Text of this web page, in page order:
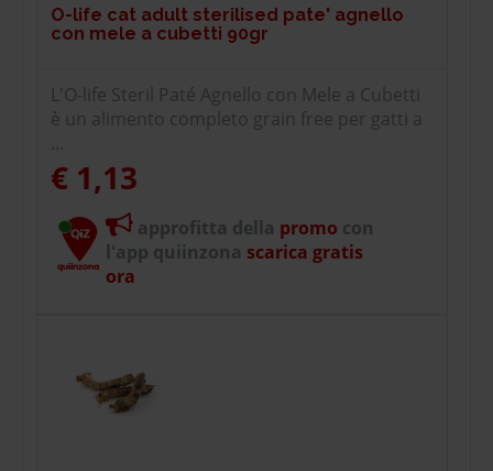
O-life cat adult sterilised pate' agnello
con mele a cubetti 90gr
L'O-life Steril Paté Agnello con Mele a Cubetti
è un alimento completo grain free per gatti a
...
€ 1,13
approfitta della promo con
l'app quiinzona scarica gratis
ora